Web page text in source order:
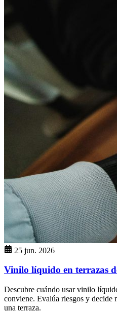
25 jun. 2026
Vinilo líquido en terrazas
Descubre cuándo usar vinilo
conviene. Evalúa riesgos y decide
una terraza.